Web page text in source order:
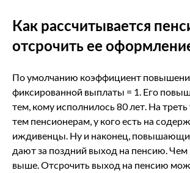
Как рассчитывается
отсрочить ее
По умолчанию коэффициент
фиксированной выплаты = 1. Его
тем, кому исполнилось 80 лет. На
тем пенсионерам, у кого есть на
иждивенцы. Ну и наконец,
дают за поздний выход на пенсию.
выше. Отсрочить выход на пенсию